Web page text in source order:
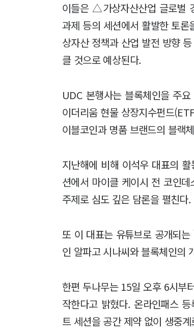
이들은 △가상자산산업 글로벌
과제 등의 세션에서 활발한 토
상자산 정책과 산업 발전 방향
클 것으로 예상된다.
UDC 본행사는 블록체인을 주
이더리움 현물 상장지수펀드
이블코인과 명품 브랜드의 블랙
지난해에 비해 이석우 대표의
션에서 마이클 케이시 전 코인
주제로 심도 깊은 담론을 펼친다.
또 이 대표는 유튜브로 공개되
인 알파고 시나씨와 블록체인의
한편 두나무는 15일 오후 6시부
작한다고 밝혔다. 온라인패스
트 세션을 공간 제약 없이 생중